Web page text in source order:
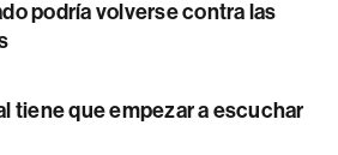
podría volverse contra las
tiene que empezar a escuchar